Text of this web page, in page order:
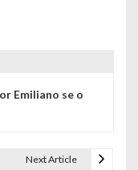
Emiliano se o
Next Article